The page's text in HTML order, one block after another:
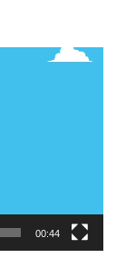
00:44